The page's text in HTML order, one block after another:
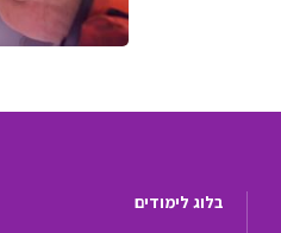
בלוג לימודים